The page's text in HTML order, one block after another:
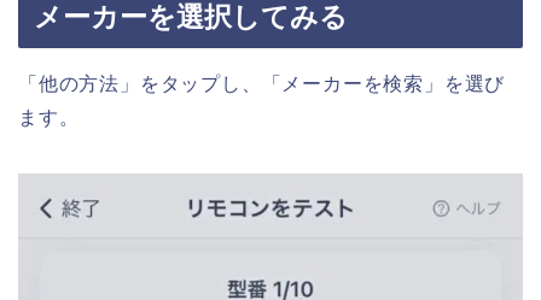
メーカーを選択してみる
「他の方法」をタップし、「メーカーを検索」を選び
ます。